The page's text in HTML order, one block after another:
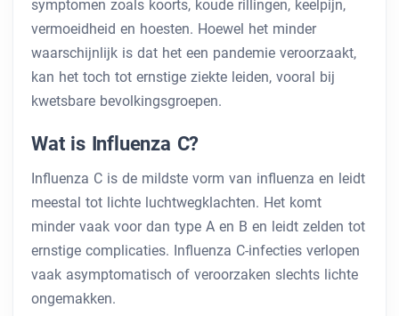
symptomen zoals koorts, koude rillingen, keelpijn,
vermoeidheid en hoesten. Hoewel het minder
waarschijnlijk is dat het een pandemie veroorzaakt,
kan het toch tot ernstige ziekte leiden, vooral bij
kwetsbare bevolkingsgroepen.
Wat is Influenza C?
Influenza C is de mildste vorm van influenza en leidt
meestal tot lichte luchtwegklachten. Het komt
minder vaak voor dan type A en B en leidt zelden tot
ernstige complicaties. Influenza C-infecties verlopen
vaak asymptomatisch of veroorzaken slechts lichte
ongemakken.